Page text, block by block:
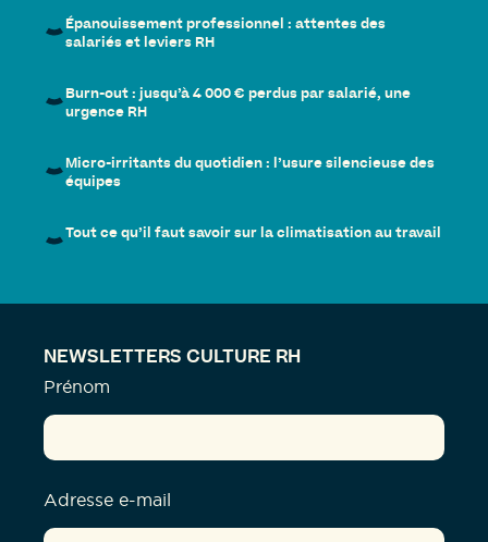
Épanouissement professionnel : attentes des
salariés et leviers RH
Burn-out : jusqu’à 4 000 € perdus par salarié, une
urgence RH
Micro-irritants du quotidien : l’usure silencieuse des
équipes
Tout ce qu’il faut savoir sur la climatisation au travail
NEWSLETTERS CULTURE RH
Prénom
Adresse e-mail